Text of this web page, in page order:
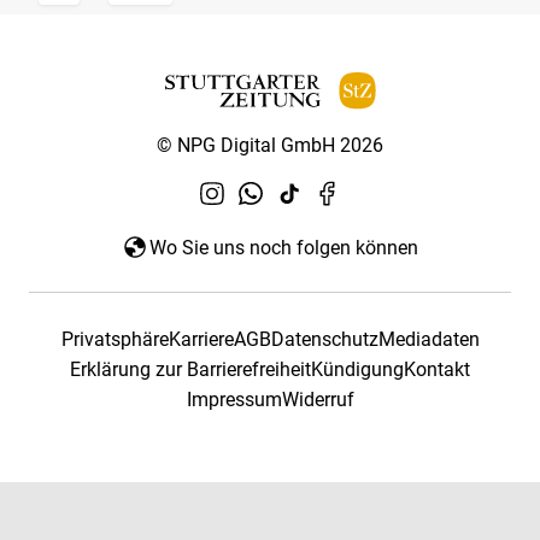
© NPG Digital GmbH 2026
Wo Sie uns noch folgen können
PrivatsphäreKarriereAGBDatenschutzMediadaten
Erklärung zur BarrierefreiheitKündigungKontakt
ImpressumWiderruf